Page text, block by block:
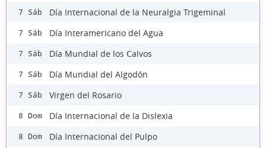
7 Sáb Día Internacional de la Neuralgia Trigeminal
7 Sáb Día Interamericano del Agua
7 Sáb Día Mundial de los Calvos
7 Sáb Día Mundial del Algodón
7 Sáb Virgen del Rosario
8 Dom Día Internacional de la Dislexia
8 Dom Día Internacional del Pulpo